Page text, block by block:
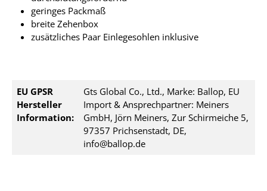
geringes Packmaß
breite Zehenbox
zusätzliches Paar Einlegesohlen inklusive
EU GPSR
Hersteller
Information:
Gts Global Co., Ltd., Marke: Ballop, EU
Import & Ansprechpartner: Meiners
GmbH, Jörn Meiners, Zur Schirmeiche 5,
97357 Prichsenstadt, DE,
info@ballop.de